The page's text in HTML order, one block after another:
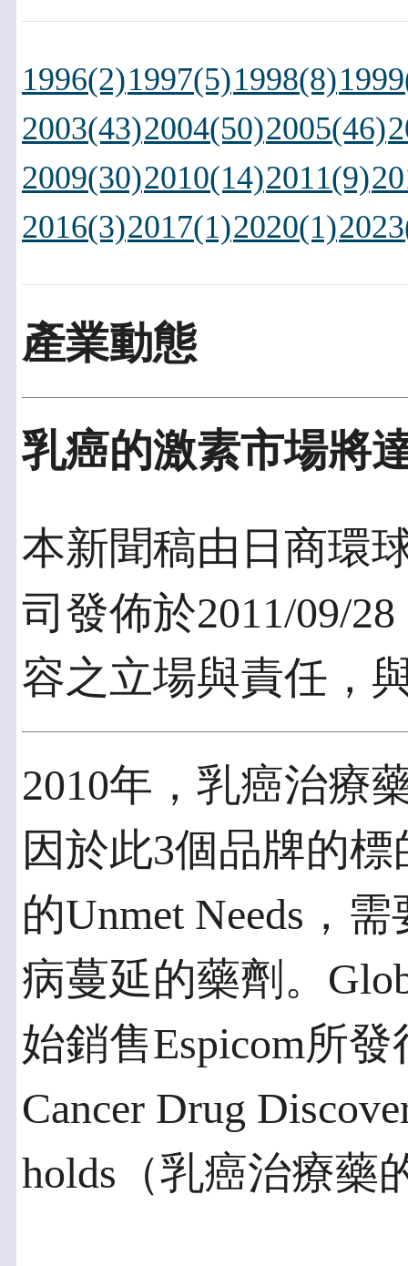
1996(2)1997(5)1998(8)
2003(43)2004(50)2005(46)
2009(30)2010(14)2011(9)
2016(3)2017(1)2020(1)
產業動態
乳癌的激素市場將
本新聞稿由日商環
司發佈於2011/09/
容之立場與責任，
2010年，乳癌治療
因於此3個品牌的
的Unmet Needs，
病蔓延的藥劑。
始銷售Espicom所
Cancer Drug
holds（乳癌治療藥